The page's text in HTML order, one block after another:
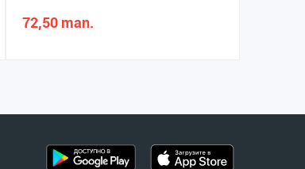
72,50 man.